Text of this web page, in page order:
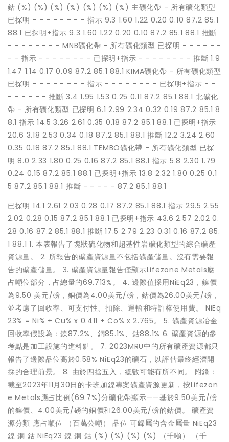
鈷 (%) (%) (%) (%) (%) (%) (%) 主礦化帶 - 所有礦化類型
已探明 - - - - - - - - 指示 9.3 1.60 1.22 0.20 0.10 87.2 85.1
88.1 已探明+指示 9.3 1.60 1.22 0.20 0.10 87.2 85.1 88.1 推斷
- - - - - - - - MNB礦化帶 - 所有礦化類型 已探明 - - - - - -
- - 指示 - - - - - - - - 已探明+指示 - - - - - - - - 推斷 1.9
1.47 1.14 0.17 0.09 87.2 85.1 88.1 KIMA礦化帶 - 所有礦化類型
已探明 - - - - - - - - 指示 - - - - - - - - 已探明+指示 - -
- - - - - - 推斷 3.4 1.95 1.53 0.25 0.11 87.2 85.1 88.1 北礦化
帶 - 所有礦化類型 已探明 6.1 2.99 2.34 0.32 0.19 87.2 85.1 8
8.1 指示 14.5 3.26 2.61 0.35 0.18 87.2 85.1 88.1 已探明+指示
20.6 3.18 2.53 0.34 0.18 87.2 85.1 88.1 推斷 12.2 3.24 2.60
0.35 0.18 87.2 85.1 88.1 TEMBO礦化帶 - 所有礦化類型 已探
明 8.0 2.33 1.80 0.25 0.16 87.2 85.1 88.1 指示 5.8 2.30 1.79
0.24 0.15 87.2 85.1 88.1 已探明+指示 13.8 2.32 1.80 0.25 0.1
5 87.2 85.1 88.1 推斷 - - - - - 87.2 85.1 88.1
已探明 14.1 2.61 2.03 0.28 0.17 87.2 85.1 88.1 指示 29.5 2.55
2.02 0.28 0.15 87.2 85.1 88.1 已探明+指示 43.6 2.57 2.02 0.
28 0.16 87.2 85.1 88.1 推斷 17.5 2.79 2.23 0.31 0.16 87.2 85.
1 88.1 1. 本表報告了塊狀硫化物和超基性岩礦化類型的綜合礦產
資源量。 2. 所報告的礦產資源量不包括礦產儲量。沒有需要報
告的礦產儲量。 3. 礦產資源量報告僅顯示Lifezone Metals應
占噸位部分，占總量的69.713%。 4. 邊際值採用NiEq23，鎳價
為9.50 美元/磅，銅價為4.00美元/磅，鈷價為26.00美元/磅，
並考慮了回收率、可支付性、扣除、運輸和特許權使用費。 NiEq
23% = Ni% + Cu% x 0.411 + Co% x 2.765。 5. 礦產資源冶金
回收率假設為：鎳87.2%、銅85.1%、鈷88.1% 6. 礦產資源的參
考點是加工設施的進料點。 7. 2023MRU中的所有礦產資源都只
報告了邊際品位高於0.58% NiEq23的礦石，以評估最終經濟開
採的合理前景。 8. 由於四捨五入，總數可能有所不同。 附錄：
截至2023年11月30日的卡班加鎳專案礦產資源更新，按Lifezon
e Metals應占比例(69.7%)分礦化帶顯示——基於9.50美元/磅
的鎳價、4.00美元/磅的銅價和26.00美元/磅的鈷價。 礦產資
源分類 應占噸位 （百萬公噸） 品位 可歸屬的含金屬量 NiEq23
鎳 銅 鈷 NiEq23 鎳 銅 鈷 (%) (%) (%) (%) （千噸） （千